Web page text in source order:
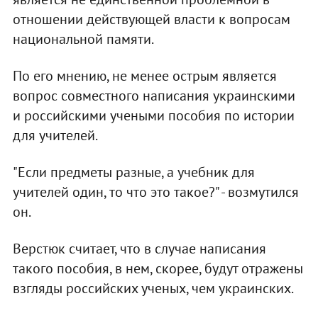
отношении действующей власти к вопросам
национальной памяти.
По его мнению, не менее острым является
вопрос совместного написания украинскими
и российскими учеными пособия по истории
для учителей.
"Если предметы разные, а учебник для
учителей один, то что это такое?" - возмутился
он.
Верстюк считает, что в случае написания
такого пособия, в нем, скорее, будут отражены
взгляды российских ученых, чем украинских.